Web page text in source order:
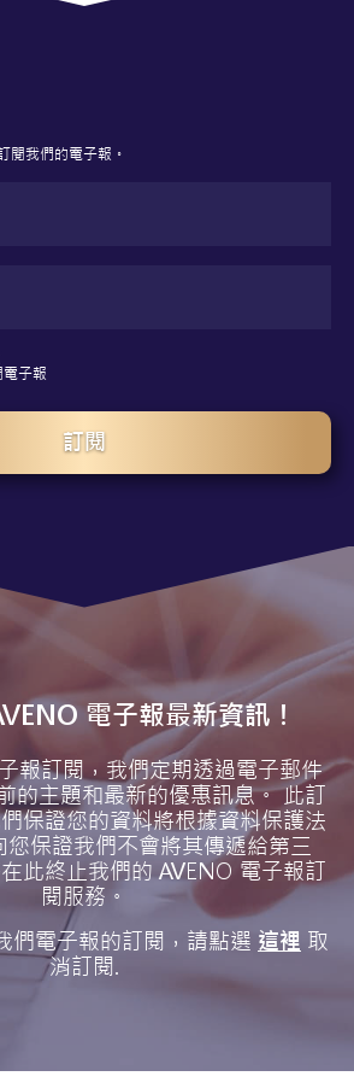
閱我們的電子報。
子報
訂閱
電子報最新資訊！
報訂閱，我們定期透過電子郵件
的主題和最新的優惠訊息。 此訂
保證您的資料將根據資料保護法
您保證我們不會將其傳遞給第三
此終止我們的 AVENO 電子報訂
閱服務。
們電子報的訂閱，請點選 這裡 取
消訂閱.